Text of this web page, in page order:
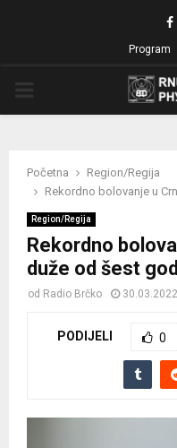
Program
Početna
Region/Regija
Rekordno bolovanje u
Region/Regija
Rekordno
duže od šest
od Radio Brčko
PODIJELI 0